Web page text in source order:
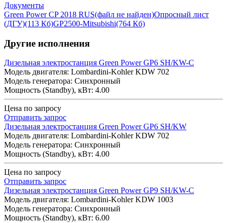
Документы
Green Power CP 2018 RUS(файл не найден)Опросный лист
(ДГУ)(113 Кб)GP2500-Mitsubishi(764 Кб)
Другие исполнения
Дизельная электростанция Green Power GP6 SH/KW-C
Модель двигателя: Lombardini-Kohler KDW 702
Модель генератора: Синхронный
Мощность (Standby), кВт: 4.00
Цена по запросу
Отправить запрос
Дизельная электростанция Green Power GP6 SH/KW
Модель двигателя: Lombardini-Kohler KDW 702
Модель генератора: Синхронный
Мощность (Standby), кВт: 4.00
Цена по запросу
Отправить запрос
Дизельная электростанция Green Power GP9 SH/KW-C
Модель двигателя: Lombardini-Kohler KDW 1003
Модель генератора: Синхронный
Мощность (Standby), кВт: 6.00